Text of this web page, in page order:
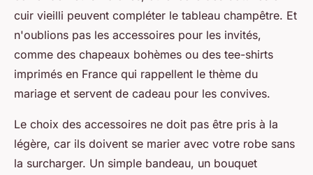
cuir vieilli peuvent compléter le tableau champêtre. Et
n'oublions pas les accessoires pour les invités,
comme des chapeaux bohèmes ou des tee-shirts
imprimés en France qui rappellent le thème du
mariage et servent de cadeau pour les convives.
Le choix des accessoires ne doit pas être pris à la
légère, car ils doivent se marier avec votre robe sans
la surcharger. Un simple bandeau, un bouquet